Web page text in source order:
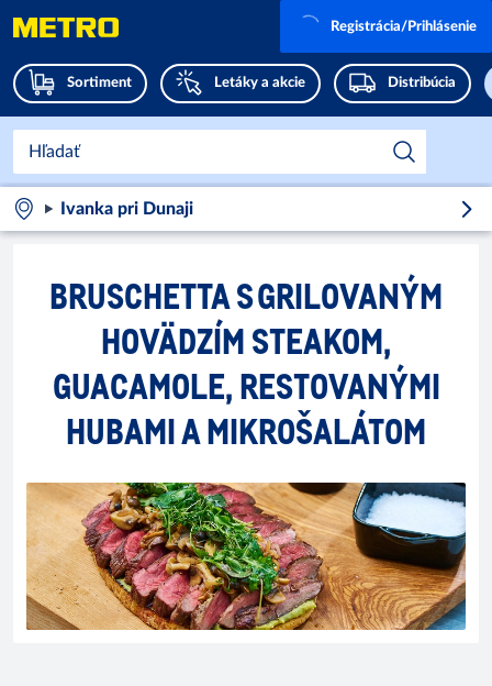
Sortiment Letáky a akcie Distribúcia
Registrácia/Prihlásenie
Ivanka pri Dunaji
BRUSCHETTA S GRILOVANÝM
HOVÄDZÍM STEAKOM,
GUACAMOLE, RESTOVANÝMI
HUBAMI A MIKROŠALÁTOM